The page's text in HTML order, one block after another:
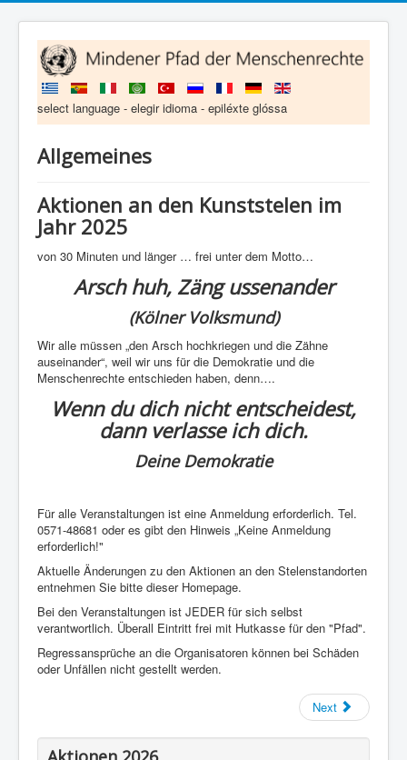
select language - elegir idioma - epiléxte glóssa
Allgemeines
Aktionen an den Kunststelen im
Jahr 2025
von 30 Minuten und länger … frei unter dem Motto…
Arsch huh, Zäng ussenander
(Kölner Volksmund)
Wir alle müssen „den Arsch hochkriegen und die Zähne
auseinander“, weil wir uns für die Demokratie und die
Menschenrechte entschieden haben, denn….
Wenn du dich nicht entscheidest,
dann verlasse ich dich.
Deine Demokratie
Für alle Veranstaltungen ist eine Anmeldung erforderlich. Tel.
0571-48681 oder es gibt den Hinweis „Keine Anmeldung
erforderlich!"
Aktuelle Änderungen zu den Aktionen an den Stelenstandorten
entnehmen Sie bitte dieser Homepage.
Bei den Veranstaltungen ist JEDER für sich selbst
verantwortlich. Überall Eintritt frei mit Hutkasse für den "Pfad".
Regressansprüche an die Organisatoren können bei Schäden
oder Unfällen nicht gestellt werden.
Next